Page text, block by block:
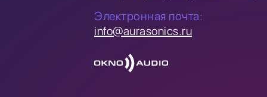
Электронная почта:
info@aurasonics.ru